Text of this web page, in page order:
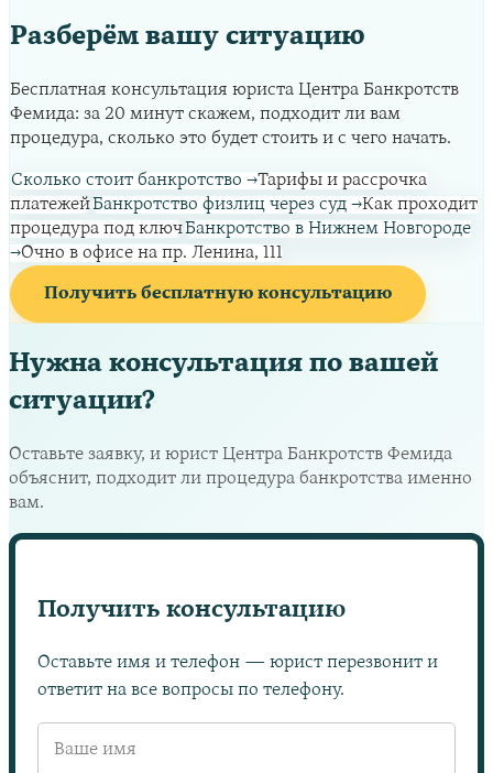
Разберём вашу ситуацию
Бесплатная консультация юриста Центра Банкротств
Фемида: за 20 минут скажем, подходит ли вам
процедура, сколько это будет стоить и с чего начать.
Сколько стоит банкротство →Тарифы и рассрочка
платежейБанкротство физлиц через суд →Как проходит
процедура под ключБанкротство в Нижнем Новгороде
→Очно в офисе на пр. Ленина, 111
Получить бесплатную консультацию
Нужна консультация по вашей
ситуации?
Оставьте заявку, и юрист Центра Банкротств Фемида
объяснит, подходит ли процедура банкротства именно
вам.
Получить консультацию
Оставьте имя и телефон — юрист перезвонит и
ответит на все вопросы по телефону.